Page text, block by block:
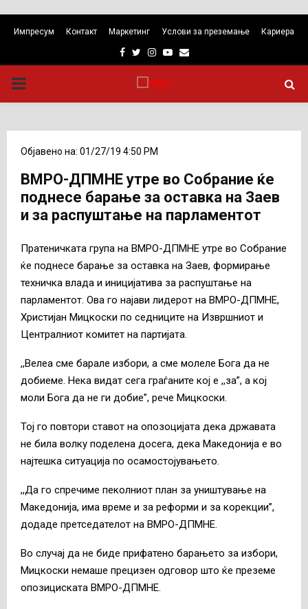
Импресум Контакт Маркетинг Услови за преземање Кариера
Facebook
TwitterInstagram
Youtube
Email
PRIMARY
Објавено на: 01/27/19 4:50 PM
ВМРО-ДПМНЕ утре во Собрание ќе
поднесе барање за оставка на Заев
и за распуштање на парламентот
Пратеничката група на ВМРО-ДПМНЕ утре во Собрание
ќе поднесе барање за оставка на Заев, формирање
техничка влада и иницијатива за распуштање на
парламентот. Ова го најави лидерот на ВМРО-ДПМНЕ,
Христијан Мицкоски по седниците на Извршниот и
Централниот комитет на партијата.
,,Велеа сме барале избори, а сме молеле Бога да не
добиеме. Нека видат сега граѓаните кој е ,,за”, а кој
моли Бога да не ги добие”, рече Мицкоски.
Тој го повтори ставот на опозоцијата дека државата
не била волку поделена досега, дека Македонија е во
најтешка ситуација по осамостојувањето.
,,Да го спречиме пеколниот план за уништување на
Македонија, има време и за реформи и за корекции”,
додаде претседателот на ВМРО-ДПМНЕ.
Во случај да не биде прифатено барањето за избори,
Мицкоски немаше прецизен одговор што ќе преземе
опозициската ВМРО-ДПМНЕ.